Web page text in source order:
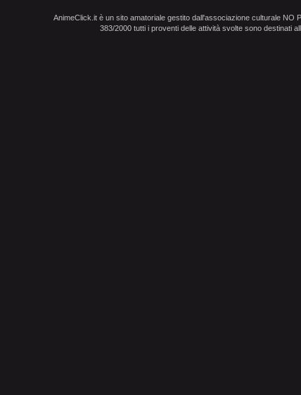
AnimeClick.it è un sito amatoriale gestito dall'associazione culturale NO
383/2000 tutti i proventi delle attività svolte sono destinati